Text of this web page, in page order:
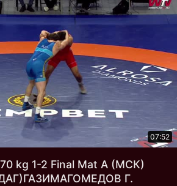
07:52
kg 1-2 Final Mat А (МСК)
Г.